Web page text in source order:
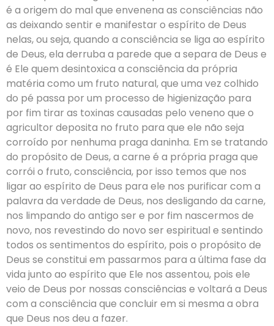
é a origem do mal que envenena as consciências não
as deixando sentir e manifestar o espírito de Deus
nelas, ou seja, quando a consciência se liga ao espírito
de Deus, ela derruba a parede que a separa de Deus e
é Ele quem desintoxica a consciência da própria
matéria como um fruto natural, que uma vez colhido
do pé passa por um processo de higienização para
por fim tirar as toxinas causadas pelo veneno que o
agricultor deposita no fruto para que ele não seja
corroído por nenhuma praga daninha. Em se tratando
do propósito de Deus, a carne é a própria praga que
corrói o fruto, consciência, por isso temos que nos
ligar ao espírito de Deus para ele nos purificar com a
palavra da verdade de Deus, nos desligando da carne,
nos limpando do antigo ser e por fim nascermos de
novo, nos revestindo do novo ser espiritual e sentindo
todos os sentimentos do espírito, pois o propósito de
Deus se constitui em passarmos para a última fase da
vida junto ao espírito que Ele nos assentou, pois ele
veio de Deus por nossas consciências e voltará a Deus
com a consciência que concluir em si mesma a obra
que Deus nos deu a fazer.